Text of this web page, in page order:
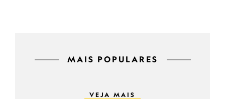
MAIS POPULARES
VEJA MAIS